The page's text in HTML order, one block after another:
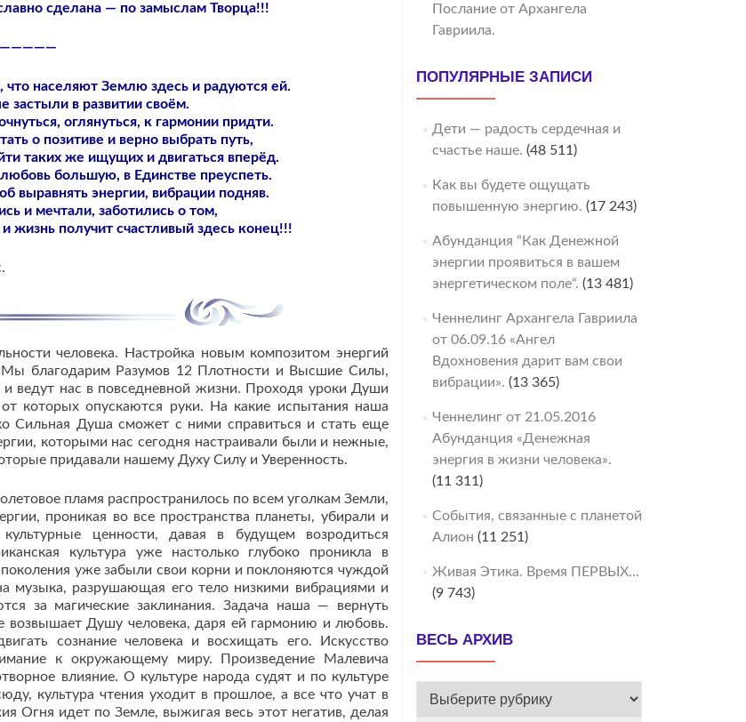
сделана — по замыслам Творца!!!
населяют Землю здесь и радуются ей.
застыли в развитии своём.
оглянуться, к гармонии придти.
о позитиве и верно выбрать путь,
таких же ищущих и двигаться вперёд.
большую, в Единстве преуспеть.
выравнять энергии, вибрации подняв.
и мечтали, заботились о том,
жизнь получит счастливый здесь конец!!!
человека. Настройка новым композитом энергий
благодарим Разумов 12 Плотности и Высшие Силы,
ведут нас в повседневной жизни. Проходя уроки Души
которых опускаются руки. На какие испытания наша
Сильная Душа сможет с ними справиться и стать еще
которыми нас сегодня настраивали были и нежные,
придавали нашему Духу Силу и Уверенность.
пламя распространилось по всем уголкам Земли,
проникая во все пространства планеты, убирали и
ценности, давая в будущем возродиться
культура уже настолько глубоко проникла в
уже забыли свои корни и поклоняются чуждой
музыка, разрушающая его тело низкими вибрациями и
за магические заклинания. Задача наша — вернуть
возвышает Душу человека, даря ей гармонию и любовь.
сознание человека и восхищать его. Искусство
к окружающему миру. Произведение Малевича
влияние. О культуре народа судят и по культуре
культура чтения уходит в прошлое, а все что учат в
Огня идет по Земле, выжигая весь этот негатив, делая
Послание от Архангела
Гавриила.
ПОПУЛЯРНЫЕ ЗАПИСИ
Дети — радость сердечная и
счастье наше. (48 511)
Как вы будете ощущать
повышенную энергию. (17 243)
Абунданция “Как Денежной
энергии проявиться в вашем
энергетическом поле“. (13 481)
Ченнелинг Архангела Гавриила
от 06.09.16 «Ангел
Вдохновения дарит вам свои
вибрации». (13 365)
Ченнелинг от 21.05.2016
Абунданция «Денежная
энергия в жизни человека».
(11 311)
События, связанные с планетой
Алион (11 251)
Живая Этика. Время ПЕРВЫХ…
(9 743)
ВЕСЬ АРХИВ
ВЕСЬ